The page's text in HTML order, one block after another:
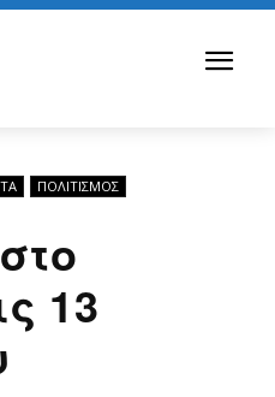
ΠΟΛΙΤΙΣΜΟΣ
13